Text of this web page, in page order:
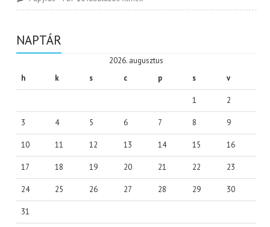
NAPTÁR
2026. augusztus
h
k s c p s v
1 2
3 4 5 6 7 8 9
10 11 12 13 14 15 16
17 18 19 20 21 22 23
24 25 26 27 28 29 30
31